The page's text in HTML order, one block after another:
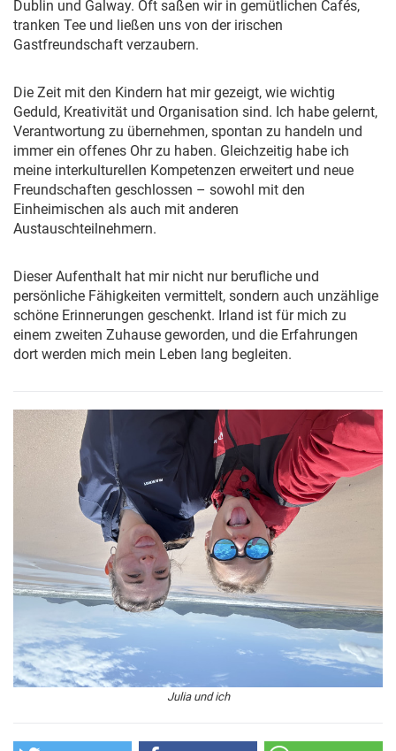
Dublin und Galway. Oft saßen wir in gemütlichen Cafés,
tranken Tee und ließen uns von der irischen
Gastfreundschaft verzaubern.
Die Zeit mit den Kindern hat mir gezeigt, wie wichtig
Geduld, Kreativität und Organisation sind. Ich habe gelernt,
Verantwortung zu übernehmen, spontan zu handeln und
immer ein offenes Ohr zu haben. Gleichzeitig habe ich
meine interkulturellen Kompetenzen erweitert und neue
Freundschaften geschlossen – sowohl mit den
Einheimischen als auch mit anderen
Austauschteilnehmern.
Dieser Aufenthalt hat mir nicht nur berufliche und
persönliche Fähigkeiten vermittelt, sondern auch unzählige
schöne Erinnerungen geschenkt. Irland ist für mich zu
einem zweiten Zuhause geworden, und die Erfahrungen
dort werden mich mein Leben lang begleiten.
Julia und ich